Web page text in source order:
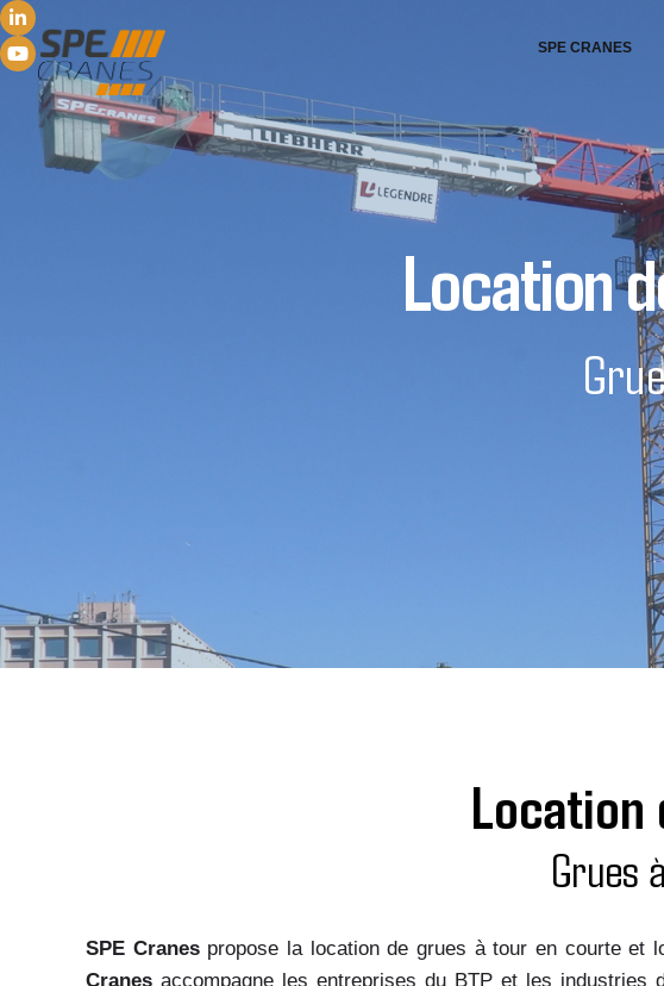
SPE CRANES
Location
Location
Grues
SPE Cranespropose la location de grues à tour en courte et
Cranes accompagne les entreprises du BTP et les